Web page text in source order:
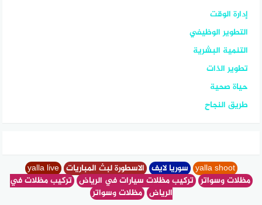
إدارة الوقت
التطوير الوظيفي
التنمية البشرية
تطوير الذات
حياة صحية
طريق النجاح
yalla shoot سوريا لايفالاسطورة لبث المبارياتyalla live
مظلات وسواترتركيب مظلات سيارات في الرياضتركيب مظلات في
الرياضمظلات وسواتر